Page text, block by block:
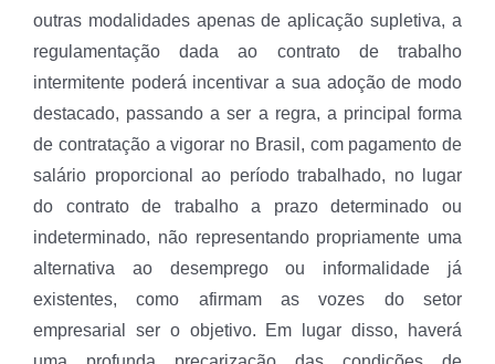
outras modalidades apenas de aplicação supletiva, a
regulamentação dada ao contrato de trabalho
intermitente poderá incentivar a sua adoção de modo
destacado, passando a ser a regra, a principal forma
de contratação a vigorar no Brasil, com pagamento de
salário proporcional ao período trabalhado, no lugar
do contrato de trabalho a prazo determinado ou
indeterminado, não representando propriamente uma
alternativa ao desemprego ou informalidade já
existentes, como afirmam as vozes do setor
empresarial ser o objetivo. Em lugar disso, haverá